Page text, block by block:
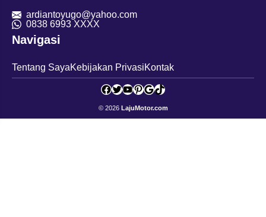
ardiantoyugo@yahoo.com
0838 6993 XXXX
Navigasi
Tentang SayaKebijakan PrivasiKontak
Facebook
Twitter
YouTube
Pinterest
Google
TikTok
© 2026 LajuMotor.com